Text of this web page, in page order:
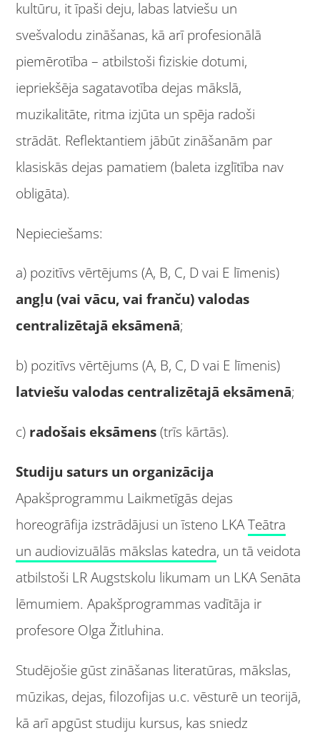
kultūru, it īpaši deju, labas latviešu un
svešvalodu zināšanas, kā arī profesionālā
piemērotība – atbilstoši fiziskie dotumi,
iepriekšēja sagatavotība dejas mākslā,
muzikalitāte, ritma izjūta un spēja radoši
strādāt. Reflektantiem jābūt zināšanām par
klasiskās dejas pamatiem (baleta izglītība nav
obligāta).
Nepieciešams:
a) pozitīvs vērtējums (A, B, C, D vai E līmenis)
angļu (vai vācu, vai franču) valodas
centralizētajā eksāmenā;
b) pozitīvs vērtējums (A, B, C, D vai E līmenis)
latviešu valodas centralizētajā eksāmenā;
c) radošais eksāmens(trīs kārtās).
Studiju saturs un organizācija
Apakšprogrammu Laikmetīgās dejas
horeogrāfija izstrādājusi un īsteno LKATeātra
un audiovizuālās mākslas katedra, un tā veidota
atbilstoši LR Augstskolu likumam un LKA Senāta
lēmumiem. Apakšprogrammas vadītāja ir
profesore Olga Žitluhina.
Studējošie gūst zināšanas literatūras, mākslas,
mūzikas, dejas, filozofijas u.c. vēsturē un teorijā,
kā arī apgūst studiju kursus, kas sniedz